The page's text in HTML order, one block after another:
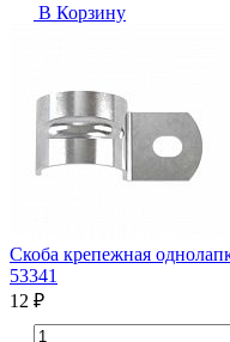
В Корзину
Скоба крепежная
53341
12 ₽